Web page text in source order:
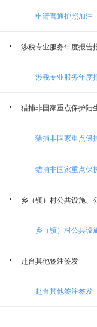
精河县发展和改革委
精河县自然资源局
申请普通护照加注
涉税专业服务年度报告
涉税专业服务年度
猎捕非国家重点保护陆
猎捕非国家重点保
猎捕非国家重点保
乡（镇）村公共设施、
乡（镇）村公共设
赴台其他签注签发
赴台其他签注签发